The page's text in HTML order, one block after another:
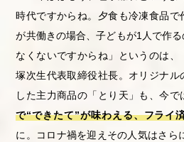
時代ですからね。夕食も冷凍食品で
が共働きの場合、子どもが1人で作
なくないですからね」というのは
塚次生代表取締役社長。オリジナル
した主力商品の「とり天」も、今で
で“できたて”が味わえる、フライ
に。コロナ禍を迎えその人気はさら